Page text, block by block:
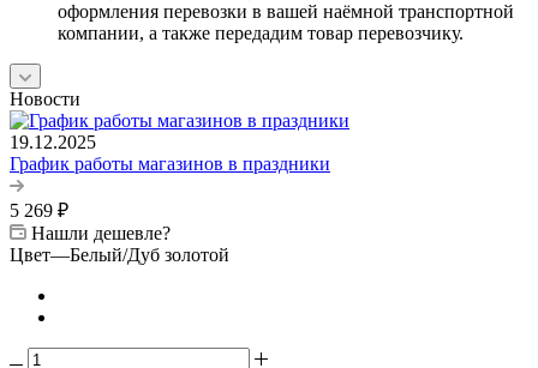
оформления перевозки в вашей наёмной транспортной
компании, а также передадим товар перевозчику.
Новости
19.12.2025
График работы магазинов в праздники
5 269 ₽
Нашли дешевле?
Цвет—Белый/Дуб золотой